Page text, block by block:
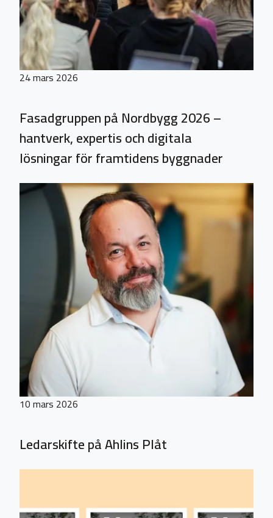
24 mars 2026
Fasadgruppen på Nordbygg 2026 –
hantverk, expertis och digitala
lösningar för framtidens byggnader
10 mars 2026
Ledarskifte på Ahlins Plåt